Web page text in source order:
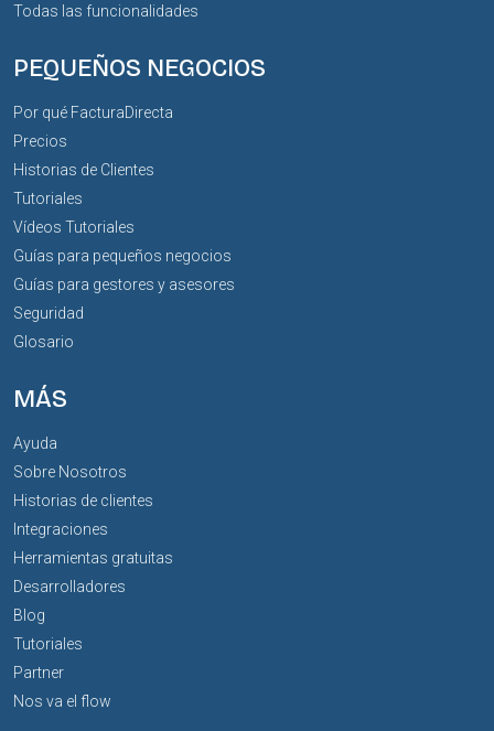
Todas las funcionalidades
PEQUEÑOS NEGOCIOS
Por qué FacturaDirecta
Precios
Historias de Clientes
Tutoriales
Vídeos Tutoriales
Guías para pequeños negocios
Guías para gestores y asesores
Seguridad
Glosario
MÁS
Ayuda
Sobre Nosotros
Historias de clientes
Integraciones
Herramientas gratuitas
Desarrolladores
Blog
Tutoriales
Partner
Nos va el flow